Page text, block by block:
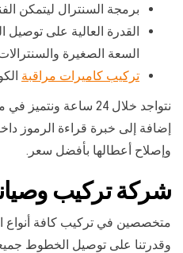
برمجة السنترال ليتمكن
القدرة العالية على
السعة الصغيرة
تركيب كاميرات مراقبة
نتواجد خلال 24 ساعة
إضافة إلى خبرة قراءة الرموز
وإصلاح أعطالها بأفضل سعر.
شركة تركيب
متخصصين في تركيب كافة أنواع
وقدرتنا على توصيل الخطوط